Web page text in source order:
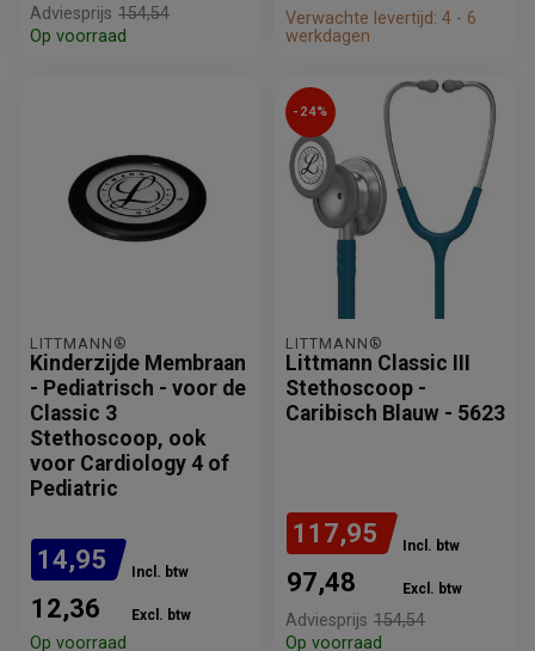
Adviesprijs 154,54
Op voorraad
Verwachte levertijd: 4 - 6
werkdagen
LITTMANN®
Kinderzijde Membraan
- Pediatrisch - voor de
Classic 3
Stethoscoop, ook
voor Cardiology 4 of
Pediatric
14,95 Incl. btw
12,36 Excl. btw
Op voorraad
-24%
LITTMANN®
Littmann Classic III
Stethoscoop -
Caribisch Blauw - 5623
117,95 Incl. btw
97,48 Excl. btw
Adviesprijs 154,54
Op voorraad